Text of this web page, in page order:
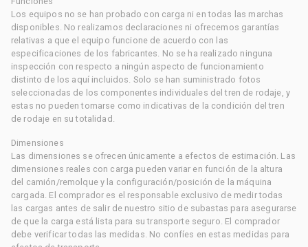
Los equipos no se han probado con carga ni en todas las marchas
disponibles. No realizamos declaraciones ni ofrecemos garantías
relativas a que el equipo funcione de acuerdo con las
especificaciones de los fabricantes. No se ha realizado ninguna
inspección con respecto a ningún aspecto de funcionamiento
distinto de los aquí incluidos. Solo se han suministrado fotos
seleccionadas de los componentes individuales del tren de rodaje, y
estas no pueden tomarse como indicativas de la condición del tren
de rodaje en su totalidad.
Dimensiones
Las dimensiones se ofrecen únicamente a efectos de estimación. Las
dimensiones reales con carga pueden variar en función de la altura
del camión/remolque y la configuración/posición de la máquina
cargada. El comprador es el responsable exclusivo de medir todas
las cargas antes de salir de nuestro sitio de subastas para asegurarse
de que la carga está lista para su transporte seguro. El comprador
debe verificar todas las medidas. No confíes en estas medidas para